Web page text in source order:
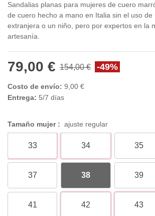
Sandalias planas para mujeres de cuero
de cuero hecho a mano en Italia sin el uso
extranjera o un niño, pero por expertos en la
artesanía.
79,00 € 154,00 € -49%
Costo de envío: 9,00 €
Entrega: 5/7 días
Tamaño mujer : ajuste regular
33 34 35
37 38 39
41 42 43